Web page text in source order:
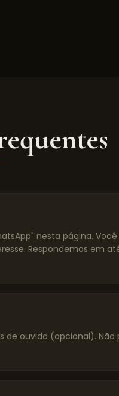
nesta página.
Respondemos em
ouvido (opcional). Não